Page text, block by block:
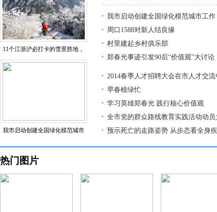
11个江浙沪必打卡的雪景胜地，
我市启动创建全国绿化模范城市
我市启动创建全国绿化模范城市工作
周口1588对新人结良缘
村里建起乡村俱乐部
郑春光事迹引发90后“价值观”大讨论
2014春季人才招聘大会在市人才交
早春植绿忙
学习英雄郑春光 践行核心价值观
全市党的群众路线教育实践活动动
预示死亡的走路姿势 从步态看全身
热门图片